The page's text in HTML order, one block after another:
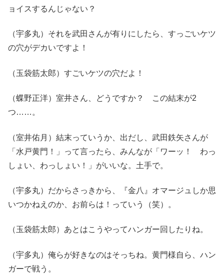
ョイスするんじゃない？
（宇多丸）それを武田さんが有りにしたら、すっごいケツ
の穴がデカいですよ！
（玉袋筋太郎）すごいケツの穴だよ！
（蝶野正洋）室井さん、どうですか？ この結末が2
つ……。
（室井佑月）結末っていうか、出だし、武田鉄矢さんが
「水戸黄門！」って言ったら、みんなが「ワーッ！ わっ
しょい、わっしょい！」がいいな。土手で。
（宇多丸）だからさっきから、『金八』オマージュしか思
いつかねえのか、お前らは！っていう（笑）。
（玉袋筋太郎）あとはこうやってハンガー回したりね。
（宇多丸）俺らが好きなのはそっちね。黄門様自ら、ハン
ガーで戦う。